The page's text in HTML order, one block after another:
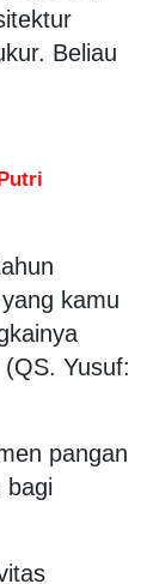
Beliau
kamu
Yusuf:
pangan
bagi